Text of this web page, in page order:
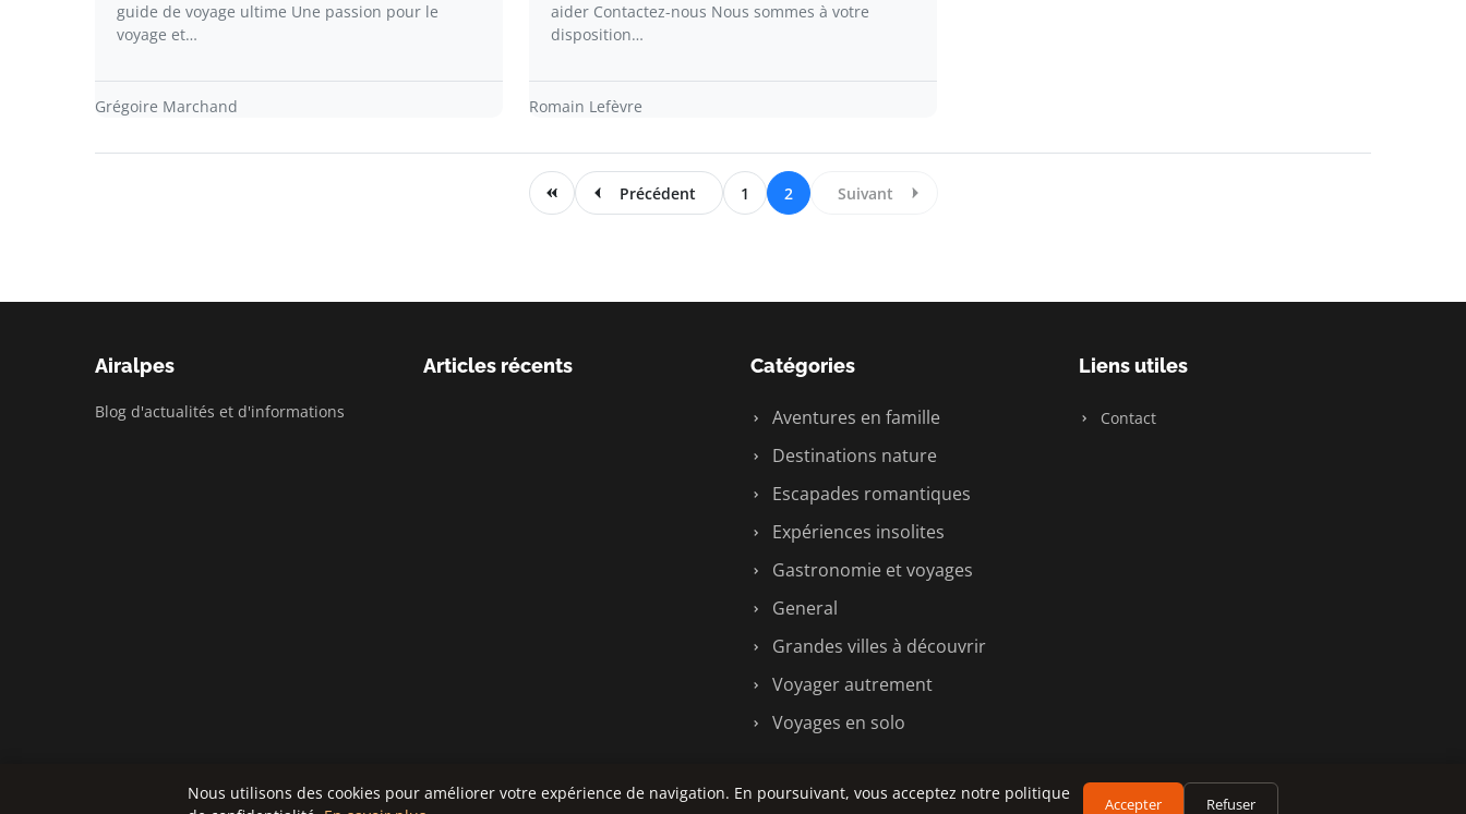
guide de voyage ultime Une passion pour le
voyage et…
Grégoire Marchand
aider Contactez-nous Nous sommes à votre
disposition…
Romain Lefèvre
Précédent 1 2 Suivant
Airalpes
Blog d'actualités et d'informations
Articles récents Catégories
Aventures en famille
Destinations nature
Escapades romantiques
Expériences insolites
Gastronomie et voyages
General
Grandes villes à découvrir
Voyager autrement
Voyages en solo
Liens utiles
Contact
Nous utilisons des cookies pour améliorer votre expérience de navigation. En poursuivant, vous acceptez notre politique
Accepter Refuser